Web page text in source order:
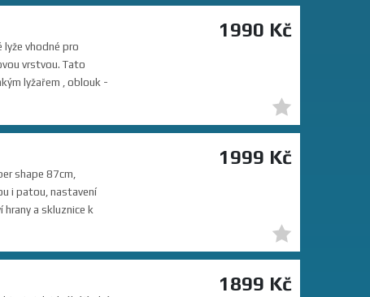
1990 Kč
lyže vhodné pro
vrstvou. Tato
lyžařem , oblouk -
1999 Kč
shape 87cm,
i patou, nastavení
a skluznice k
1899 Kč